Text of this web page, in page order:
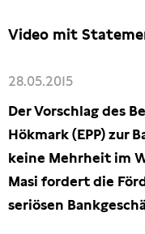
Lobbyismus
Steuern
Freihandel
Video mit
28.05.2015
Der Vorschlag des
Hökmark (EPP) zur
keine Mehrheit im
Masi fordert die
seriösen